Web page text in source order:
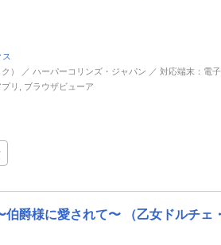
） ／ ハーパーコリンズ・ジャパン ／ 対応端末：電子
リ, ブラウザビューア
伯爵様に愛されて〜 （乙女ドルチェ